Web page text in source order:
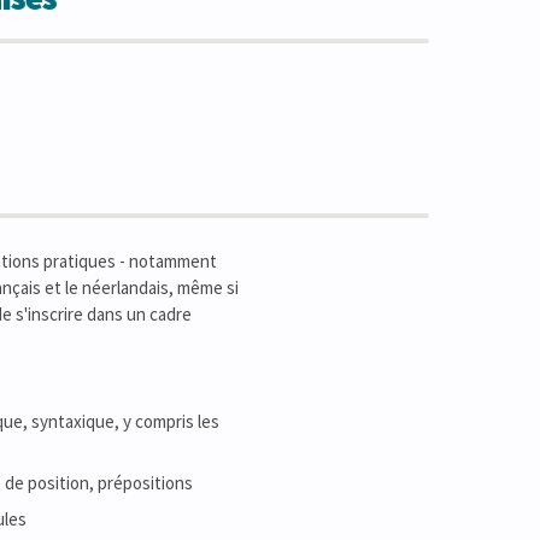
pratiques - notamment
et le néerlandais, même si
s'inscrire dans un cadre
syntaxique, y compris les
de position, prépositions